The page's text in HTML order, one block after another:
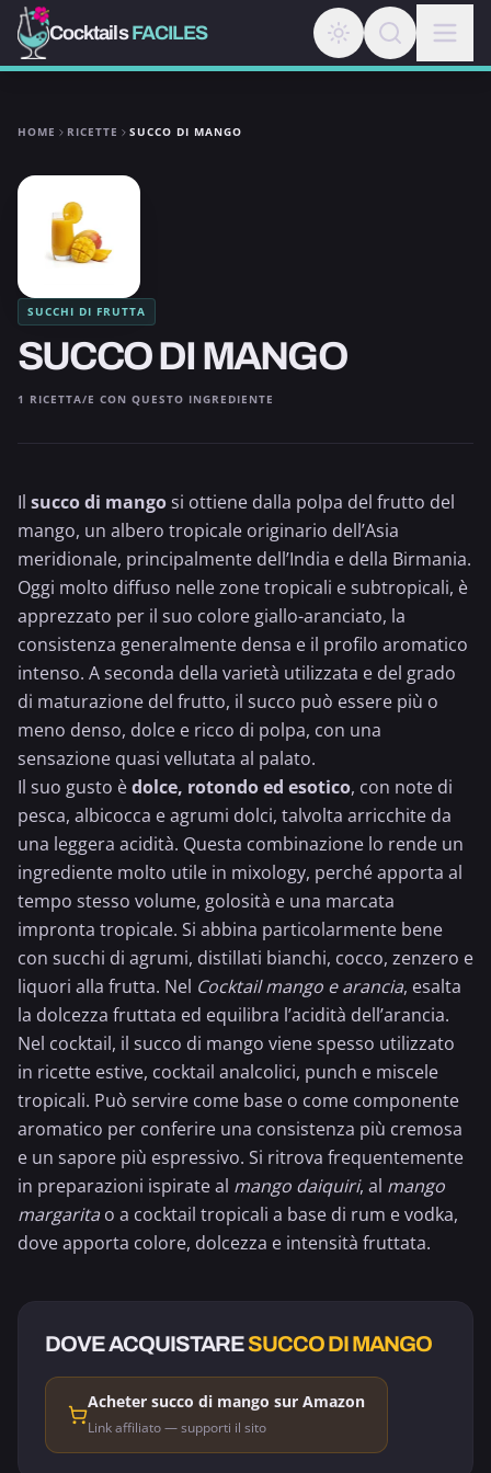
CocktailsFACILES
HOME RICETTE SUCCO DI MANGO
SUCCHI DI FRUTTA
SUCCO DI MANGO
1 RICETTA/E CON QUESTO INGREDIENTE
Il succo di mangosi ottiene dalla polpa del frutto del
mango, un albero tropicale originario dell’Asia
meridionale, principalmente dell’India e della Birmania.
Oggi molto diffuso nelle zone tropicali e subtropicali, è
apprezzato per il suo colore giallo-aranciato, la
consistenza generalmente densa e il profilo aromatico
intenso. A seconda della varietà utilizzata e del grado
di maturazione del frutto, il succo può essere più o
meno denso, dolce e ricco di polpa, con una
sensazione quasi vellutata al palato.
Il suo gusto èdolce, rotondo ed esotico, con note di
pesca, albicocca e agrumi dolci, talvolta arricchite da
una leggera acidità. Questa combinazione lo rende un
ingrediente molto utile in mixology, perché apporta al
tempo stesso volume, golosità e una marcata
impronta tropicale. Si abbina particolarmente bene
con succhi di agrumi, distillati bianchi, cocco, zenzero e
liquori alla frutta. Nel Cocktail mango e arancia, esalta
la dolcezza fruttata ed equilibra l’acidità dell’arancia.
Nel cocktail, il succo di mango viene spesso utilizzato
in ricette estive, cocktail analcolici, punch e miscele
tropicali. Può servire come base o come componente
aromatico per conferire una consistenza più cremosa
e un sapore più espressivo. Si ritrova frequentemente
in preparazioni ispirate al mango daiquiri, al mango
margarita o a cocktail tropicali a base di rum e vodka,
dove apporta colore, dolcezza e intensità fruttata.
DOVE ACQUISTARESUCCO DI MANGO
Acheter succo di mango sur Amazon
Link affiliato — supporti il sito